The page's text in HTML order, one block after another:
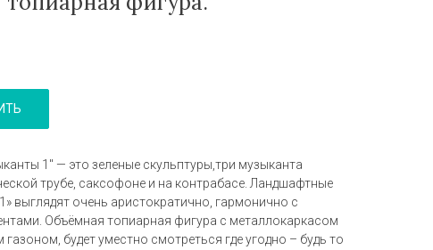
1" — это зеленые скульптуры,три музыканта
трубе, саксофоне и на контрабасе. Ландшафтные
выглядят очень аристократично, гармонично с
Объёмная топиарная фигура с металлокаркасом
будет уместно смотреться где угодно – будь то